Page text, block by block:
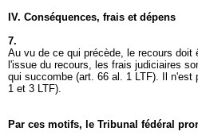
IV. Conséquences, frais et dépens
7.
Au vu de ce qui précède, le recours doit
l'issue du recours, les frais judiciaires
qui succombe (art. 66 al. 1 LTF). Il n'est
1 et 3 LTF).
Par ces motifs, le Tribunal fédéral